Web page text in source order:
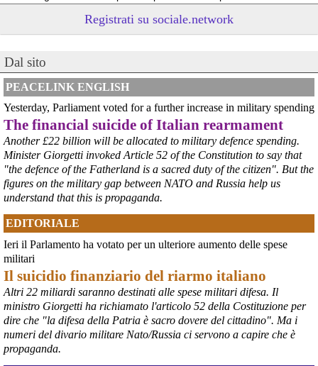
cronachetarantine.it/index.php
il Governo ha manifestato l’intenzione di predisporre un
provvedimento straordinario per attenuare le conseguenze
economiche e sociali della prevista fermata dell’area a caldo e ha
chiesto alle rappresentanze del territorio di formulare proposte
concrete per definirne i contenuti. Casartigiani valuta positivamente
questa disponibilità.
#ILVA Taranto
@peacelink - 6/8/2026 21:36
giornalerossoblu.it/ex-ilva-sc
Nel tavolo convocato al Ministero delle Imprese e del Made in Italy,
Registrati su sociale.network
Dal sito
PEACELINK ENGLISH
Yesterday, Parliament voted for a further increase in military spending
The financial suicide of Italian rearmament
Another £22 billion will be allocated to military defence spending.
Minister Giorgetti invoked Article 52 of the Constitution to say that
"the defence of the Fatherland is a sacred duty of the citizen". But the
figures on the military gap between NATO and Russia help us
understand that this is propaganda.
EDITORIALE
Ieri il Parlamento ha votato per un ulteriore aumento delle spese
militari
Il suicidio finanziario del riarmo italiano
Altri 22 miliardi saranno destinati alle spese militari difesa. Il
ministro Giorgetti ha richiamato l'articolo 52 della Costituzione per
dire che "la difesa della Patria è sacro dovere del cittadino". Ma i
numeri del divario militare Nato/Russia ci servono a capire che è
propaganda.